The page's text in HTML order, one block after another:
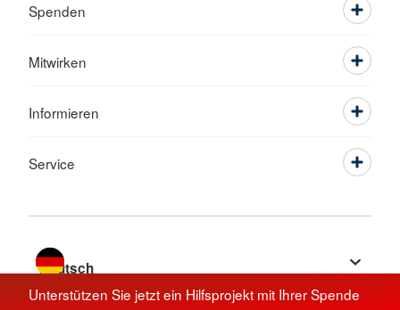
Unterstützen Sie jetzt ein Hilfsprojekt mit Ihrer Spende
Spenden
Mitwirken
Informieren
Service
Sprache wechseln zu